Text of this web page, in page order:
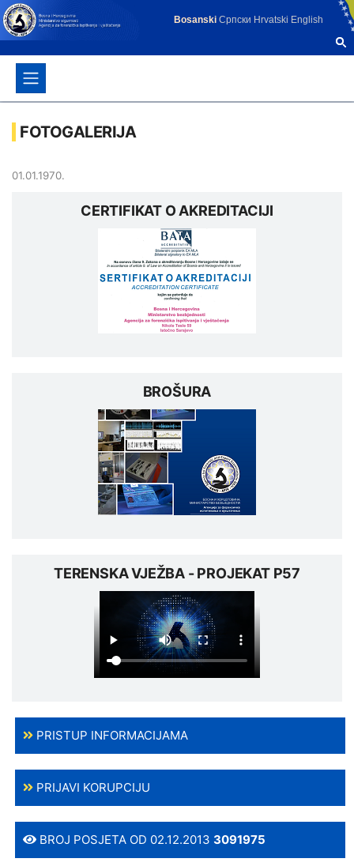
Bosanski Српски Hrvatski English
FOTOGALERIJA
01.01.1970.
CERTIFIKAT O AKREDITACIJI
BROŠURA
TERENSKA VJEŽBA - PROJEKAT P57
PRISTUP INFORMACIJAMA
PRIJAVI KORUPCIJU
BROJ POSJETA OD 02.12.20133091975